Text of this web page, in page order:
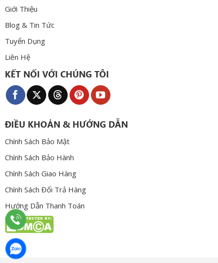
Giới Thiệu
Blog & Tin Tức
Tuyển Dụng
Liên Hệ
KẾT NỐI VỚI CHÚNG TÔI
ĐIỀU KHOẢN & HƯỚNG DẪN
Chính Sách Bảo Mật
Chính Sách Bảo Hành
Chính Sách Giao Hàng
Chính Sách Đổi Trả Hàng
Hướng Dẫn Thanh Toán